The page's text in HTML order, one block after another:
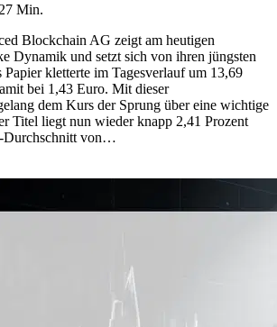
Min.
Blockchain AG zeigt am heutigen
Dynamik und setzt sich von ihren jüngsten
Papier kletterte im Tagesverlauf um 13,69
bei 1,43 Euro. Mit dieser
dem Kurs der Sprung über eine wichtige
Titel liegt nun wieder knapp 2,41 Prozent
Durchschnitt von…